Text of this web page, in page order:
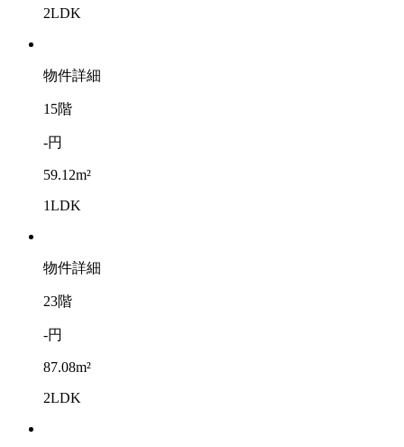
2LDK
物件詳細
15階
-円
59.12m²
1LDK
物件詳細
23階
-円
87.08m²
2LDK